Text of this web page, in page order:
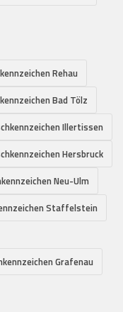
Rehau
Bad Tölz
Illertissen
Hersbruck
Neu-Ulm
Staffelstein
Grafenau